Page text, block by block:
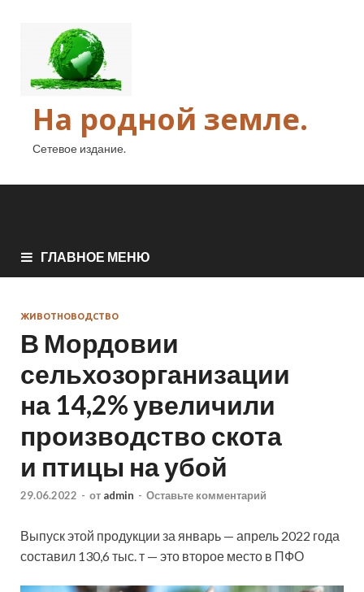
На родной земле.
Сетевое издание.
ГЛАВНОЕ МЕНЮ
ЖИВОТНОВОДСТВО
В Мордовии
сельхозорганизации
на 14,2% увеличили
производство скота
и птицы на убой
29.06.2022 - от admin - Оставьте комментарий
Выпуск этой продукции за январь — апрель 2022 года
составил 130,6 тыс. т — это второе место в ПФО